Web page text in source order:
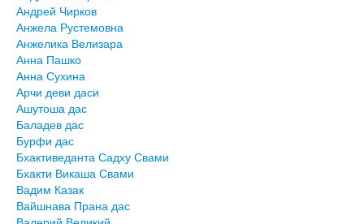
Андрей Чирков
Анжела Рустемовна
Анжелика Велизара
Анна Пашко
Анна Сухина
Арчи деви даси
Ашутоша дас
Баладев дас
Бурфи дас
Бхактиведанта Садху Свами
Бхакти Викаша Свами
Вадим Казак
Вайшнава Прана дас